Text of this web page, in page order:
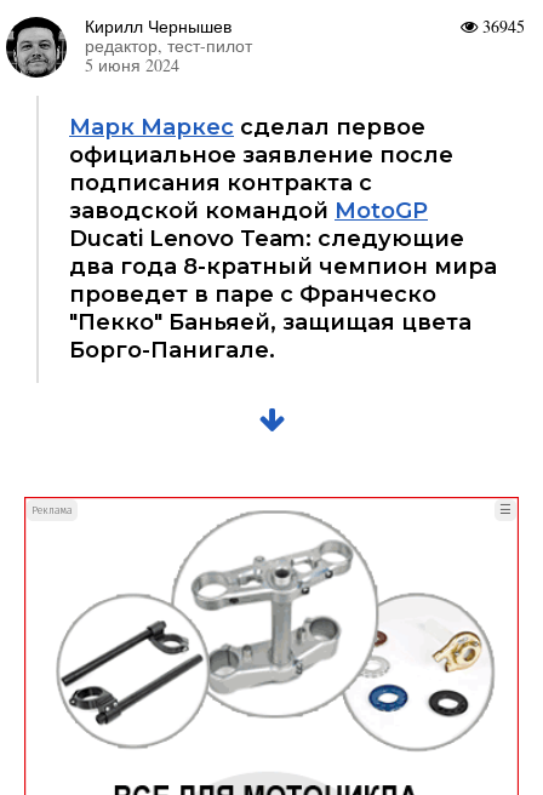
36945
Кирилл Чернышев
редактор, тест-пилот
5 июня 2024
Марк Маркес сделал первое
официальное заявление после
подписания контракта с
заводской командой MotoGP
Ducati Lenovo Team: следующие
два года 8-кратный чемпион мира
проведет в паре с Франческо
"Пекко" Баньяей, защищая цвета
Борго-Панигале.
Реклама ☰